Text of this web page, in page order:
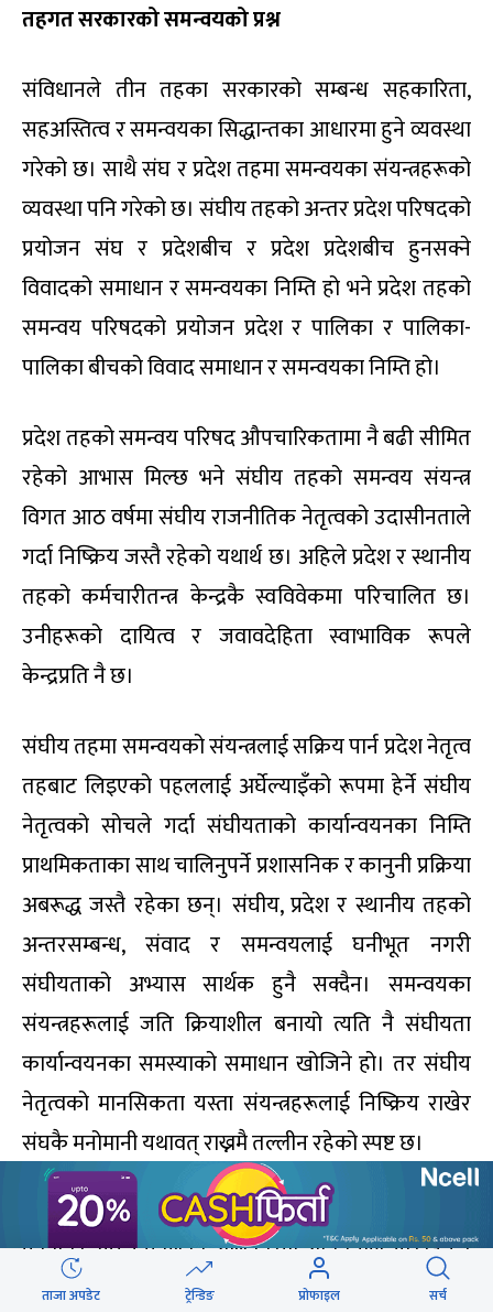
तहगतसरकारकोसमन्वयकोप्रश्न
संविधानले तीन तहका सरकारको सम्बन्ध सहकारिता,
सहअस्तित्व र समन्वयका सिद्धान्तका आधारमा हुने व्यवस्था
गरेको छ। साथै संघ र प्रदेश तहमा समन्वयका संयन्त्रहरूको
व्यवस्था पनि गरेको छ। संघीय तहको अन्तर प्रदेश परिषदको
प्रयोजन संघ र प्रदेशबीच र प्रदेश प्रदेशबीच हुनसक्ने
विवादको समाधान र समन्वयका निम्ति हो भने प्रदेश तहको
समन्वय परिषदको प्रयोजन प्रदेश र पालिका र पालिका-
पालिका बीचको विवाद समाधान र समन्वयका निम्ति हो।
प्रदेश तहको समन्वय परिषद औपचारिकतामा नै बढी सीमित
रहेको आभास मिल्छ भने संघीय तहको समन्वय संयन्त्र
विगत आठ वर्षमा संघीय राजनीतिक नेतृत्वको उदासीनताले
गर्दा निष्क्रिय जस्तै रहेको यथार्थ छ। अहिले प्रदेश र स्थानीय
तहको कर्मचारीतन्त्र केन्द्रकै स्वविवेकमा परिचालित छ।
उनीहरूको दायित्व र जवावदेहिता स्वाभाविक रूपले
केन्द्रप्रति नै छ।
संघीय तहमा समन्वयको संयन्त्रलाई सक्रिय पार्न प्रदेश नेतृत्व
तहबाट लिइएको पहललाई अर्घेल्याइँको रूपमा हेर्ने संघीय
नेतृत्वको सोचले गर्दा संघीयताको कार्यान्वयनका निम्ति
प्राथमिकताका साथ चालिनुपर्ने प्रशासनिक र कानुनी प्रक्रिया
अबरूद्ध जस्तै रहेका छन्। संघीय, प्रदेश र स्थानीय तहको
अन्तरसम्बन्ध, संवाद र समन्वयलाई घनीभूत नगरी
संघीयताको अभ्यास सार्थक हुनै सक्दैन। समन्वयका
संयन्त्रहरूलाई जति क्रियाशील बनायो त्यति नै संघीयता
कार्यान्वयनका समस्याको समाधान खोजिने हो। तर संघीय
नेतृत्वको मानसिकता यस्ता संयन्त्रहरूलाई निष्क्रिय राखेर
संघकै मनोमानी यथावत् राख्नमै तल्लीन रहेको स्पष्ट छ।
यसको सबैभन्दा ठूलो असर प्रदेशको औचित्यमा परेको छ।
एकातिर संघले प्रदेशको अधिकारमा अतिक्रमण गरिरहने र
अर्कातिर प्रदेशले स्थानीय तहमा आफ्नो उपादेयता प्रमाणित
ताजा अपडेट ट्रेन्डिङ प्रोफाइल सर्च